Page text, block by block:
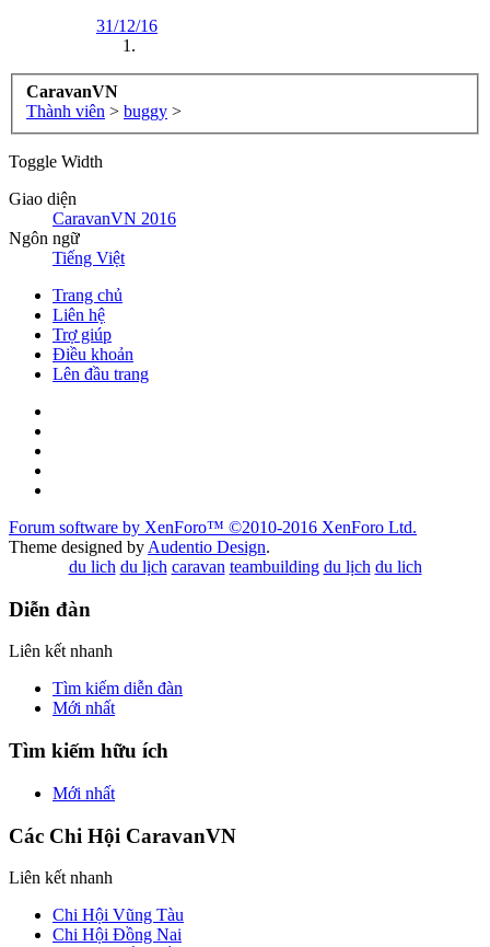
31/12/16
CaravanVN
Thành viên > buggy >
Toggle Width
Giao diện
CaravanVN 2016
Ngôn ngữ
Tiếng Việt
Trang chủ
Liên hệ
Trợ giúp
Điều khoản
Lên đầu trang
Forum software by XenForo™ ©2010-2016 XenForo Ltd.
Theme designed by Audentio Design.
du lich du lịch caravan teambuilding du lịch du lich
Diễn đàn
Liên kết nhanh
Tìm kiếm diễn đàn
Mới nhất
Tìm kiếm hữu ích
Mới nhất
Các Chi Hội CaravanVN
Liên kết nhanh
Chi Hội Vũng Tàu
Chi Hội Đồng Nai